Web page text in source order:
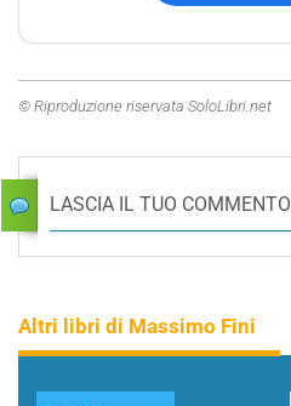
© Riproduzione riservata SoloLibri.net
LASCIA IL TUO COMMENTO
Altri libri di Massimo Fini